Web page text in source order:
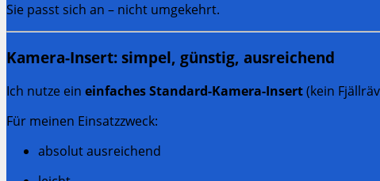
Sie passt sich an – nicht umgekehrt.
Kamera-Insert: simpel, günstig, ausreichend
Ich nutze ein einfaches Standard-Kamera-Insert(kein
Für meinen Einsatzzweck:
absolut ausreichend